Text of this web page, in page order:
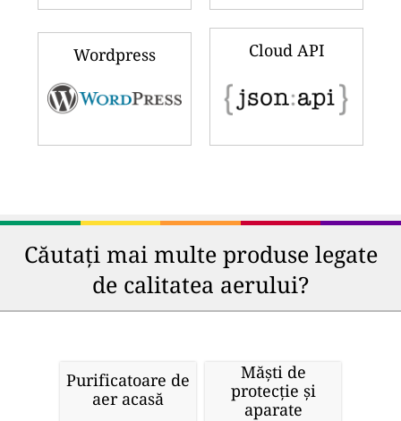
Wordpress Cloud API
Căutați mai multe produse legate
de calitatea aerului?
Purificatoare de
aer acasă
Măști de
protecție și
aparate